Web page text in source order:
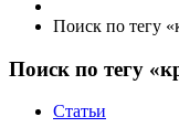
Поиск по тегу
Поиск по тегу
Статьи